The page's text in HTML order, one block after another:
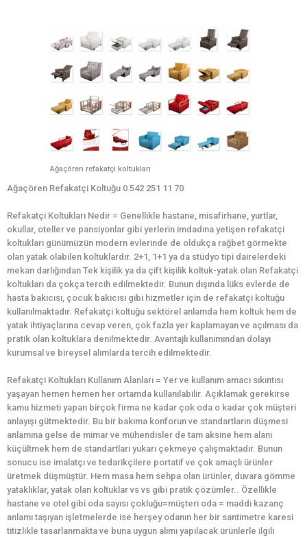
Ağaçören refakatçi koltukları
Ağaçören Refakatçi Koltuğu 0 542 251 11 70
Refakatçi Koltukları Nedir = Genellikle hastane, misafirhane, yurtlar,
okullar, oteller ve pansiyonlar gibi yerlerin imdadına yetişen refakatçi
koltukları günümüzün modern evlerinde de oldukça rağbet görmekte
olan yatak olabilen koltuklardır. 2+1, 1+1 ya da stüdyo tipi dairelerdeki
mekan darlığından Tek kişilik ya da çift kişilik koltuk-yatak olan Refakatçi
koltukları da çokça tercih edilmektedir. Bunun dışında lüks evlerde de
hasta bakıcısı, çocuk bakıcısı gibi hizmetler için de refakatçi koltuğu
kullanılmaktadır. Refakatçi koltuğu sektörel anlamda hem koltuk hem de
yatak ihtiyaçlarına cevap veren, çok fazla yer kaplamayan ve açılması da
pratik olan koltuklara denilmektedir. Avantajlı kullanımından dolayı
kurumsal ve bireysel alımlarda tercih edilmektedir.
Refakatçi Koltukları Kullanım Alanları = Yer ve kullanım amacı sıkıntısı
yaşayan hemen hemen her ortamda kullanılabilir. Açıklamak gerekirse
kamu hizmeti yapan birçok firma ne kadar çok oda o kadar çok müşteri
anlayışı gütmektedir. Bu bir bakıma konforun ve standartların düşmesi
anlamına gelse de mimar ve mühendisler de tam aksine hem alanı
küçültmek hem de standartları yukarı çekmeye çalışmaktadır. Bunun
sonucu ise imalatçı ve tedarikçilere portatif ve çok amaçlı ürünler
üretmek düşmüştür. Hem masa hem sehpa olan ürünler, duvara gömme
yataklıklar, yatak olan koltuklar vs vs gibi pratik çözümler.. Özellikle
hastane ve otel gibi oda sayısı çokluğu=müşteri oda = maddi kazanç
anlamı taşıyan işletmelerde ise herşey odanın her bir santimetre karesi
titizlikle tasarlanmakta ve buna uygun alımı yapılacak ürünlerle ilgili